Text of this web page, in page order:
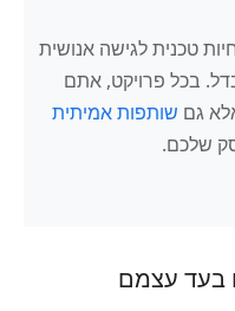
טכנית לגישה אנושית
בכל פרויקט, אתם
גם שותפות אמיתית
שלכם.
בעד עצמם